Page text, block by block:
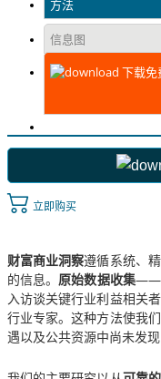
方法
信息图
下载免
立即购买
财富商业洞察遵循系统、
的信息。 原始数据收集——
入访谈关键行业利益相关
行业专家。这种方法使我
遇以及公共资源中尚未发现